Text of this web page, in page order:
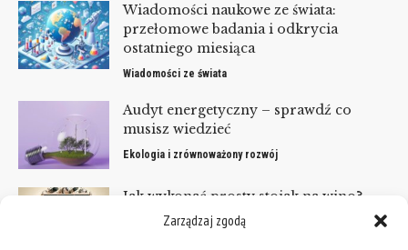
Zarządzaj zgodą
Wiadomości naukowe ze świata:
przełomowe badania i odkrycia
ostatniego miesiąca
Wiadomości ze świata
Audyt energetyczny – sprawdź co
musisz wiedzieć
Ekologia i zrównoważony rozwój
Jak wykonać prosty stojak na wino?
Spraw, by Twoja kolekcja lśniła!